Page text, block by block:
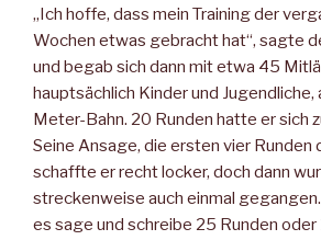
„Ich hoffe, dass mein Training der
Wochen etwas gebracht hat“, sagte
und begab sich dann mit etwa 45
hauptsächlich Kinder und
Meter-Bahn. 20 Runden hatte er sich
Seine Ansage, die ersten vier Runden
schaffte er recht locker, doch dann
streckenweise auch einmal
es sage und schreibe 25 Runden